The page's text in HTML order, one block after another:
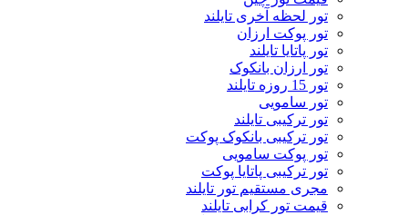
تور لحظه آخری تایلند
تور پوکت ارزان
تور پاتايا تايلند
تور ارزان بانکوک
تور 15 روزه تایلند
تور سامویی
تور ترکیبی تایلند
تور ترکیبی بانکوک پوکت
تور پوکت سامویی
تور ترکیبی پاتایا پوکت
مجری مستقیم تور تایلند
قیمت تور کرابی تایلند